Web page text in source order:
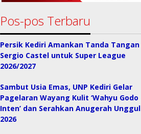
Pos-pos Terbaru
Persik Kediri Amankan Tanda Tangan
Sergio Castel untuk Super League
2026/2027
Sambut Usia Emas, UNP Kediri Gelar
Pagelaran Wayang Kulit ‘Wahyu Godo
Inten’ dan Serahkan Anugerah Unggul
2026